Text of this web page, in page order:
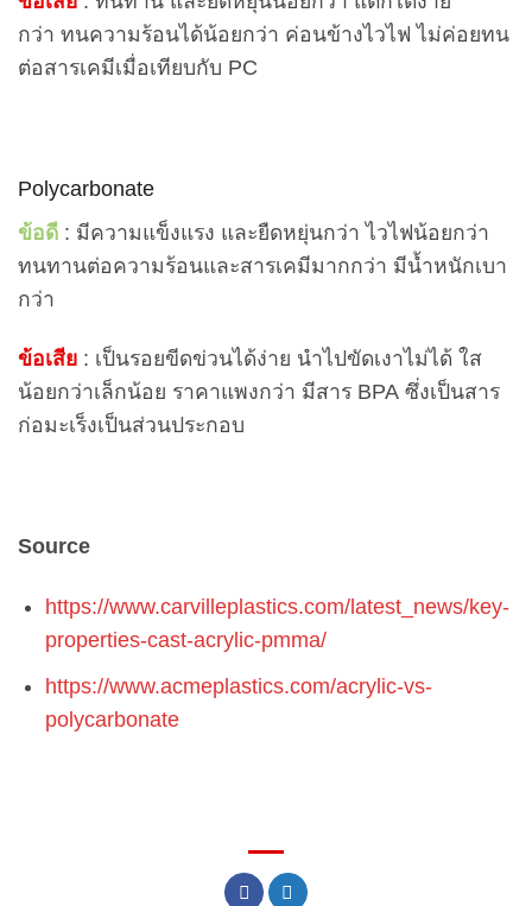
กว่า ทนความร้อนได้น้อยกว่า ค่อนข้างไวไฟ ไม่ค่อยทน
ต่อสารเคมีเมื่อเทียบกับ PC
Polycarbonate
ข้อดี : มีความแข็งแรง และยืดหยุ่นกว่า ไวไฟน้อยกว่า
ทนทานต่อความร้อนและสารเคมีมากกว่า มีน้ำหนักเบา
กว่า
ข้อเสีย : เป็นรอยขีดข่วนได้ง่าย นำไปขัดเงาไม่ได้ ใส
น้อยกว่าเล็กน้อย ราคาแพงกว่า มีสาร BPA ซึ่งเป็นสาร
ก่อมะเร็งเป็นส่วนประกอบ
Source
https://www.carvilleplastics.com/latest_news/key-
properties-cast-acrylic-pmma/
https://www.acmeplastics.com/acrylic-vs-
polycarbonate